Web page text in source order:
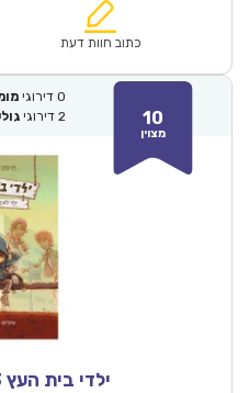
₪64.00.
הוא:
כתוב חוות דעת
10
מצוין
0 דירוגי
2 דירוגי
ילדי בית העץ 3 – ילד לא רגיל